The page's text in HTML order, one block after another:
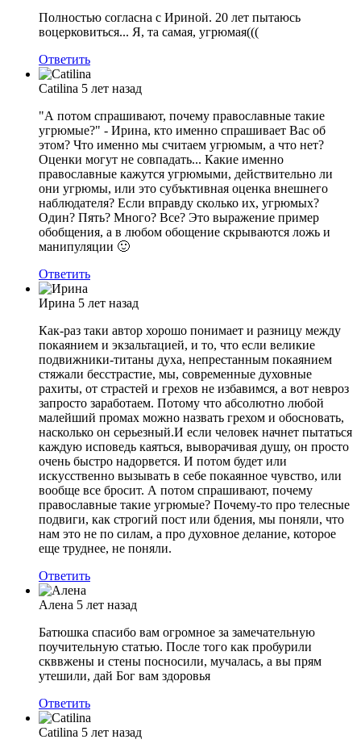
Полностью согласна с Ириной. 20 лет пытаюсь
воцерковиться... Я, та самая, угрюмая(((
Ответить
Catilina 5 лет назад
"А потом спрашивают, почему православные такие
угрюмые?" - Ирина, кто именно спрашивает Вас об
этом? Что именно мы считаем угрюмым, а что нет?
Оценки могут не совпадать... Какие именно
православные кажутся угрюмыми, действительно ли
они угрюмы, или это субъктивная оценка внешнего
наблюдателя? Если вправду сколько их, угрюмых?
Один? Пять? Много? Все? Это выражение пример
обобщения, а в любом обощение скрываются ложь и
манипуляции 🙂
Ответить
Ирина 5 лет назад
Как-раз таки автор хорошо понимает и разницу между
покаянием и экзальтацией, и то, что если великие
подвижники-титаны духа, непрестанным покаянием
стяжали бесстрастие, мы, современные духовные
рахиты, от страстей и грехов не избавимся, а вот невроз
запросто заработаем. Потому что абсолютно любой
малейший промах можно назвать грехом и обосновать,
насколько он серьезный.И если человек начнет пытаться
каждую исповедь каяться, выворачивая душу, он просто
очень быстро надорвется. И потом будет или
искусственно вызывать в себе покаянное чувство, или
вообще все бросит. А потом спрашивают, почему
православные такие угрюмые? Почему-то про телесные
подвиги, как строгий пост или бдения, мы поняли, что
нам это не по силам, а про духовное делание, которое
еще труднее, не поняли.
Ответить
Алена 5 лет назад
Батюшка спасибо вам огромное за замечательную
поучительную статью. После того как пробурили
скввжены и стены посносили, мучалась, а вы прям
утешили, дай Бог вам здоровья
Ответить
Catilina 5 лет назад